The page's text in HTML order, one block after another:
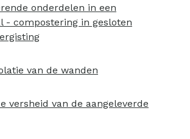
onderdelen in een
- compostering in gesloten
van de wanden
versheid van de aangeleverde